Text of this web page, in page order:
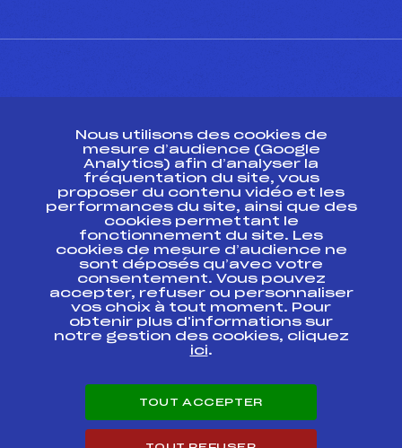
Ressources
Pass’Neige
Projet sportif fédéral
Projet de performance fédéral
Antidopage
Pôle Développement, Formation, Suivi
Scientifique
Listes ministérielles
Pôle vie de l’athlète
Enseignement professionnel
Carrières
Nous utilisons des cookies de
mesure d’audience (Google
Analytics) afin d’analyser la
fréquentation du site, vous
proposer du contenu vidéo et les
performances du site, ainsi que des
cookies permettant le
fonctionnement du site. Les
cookies de mesure d’audience ne
sont déposés qu’avec votre
consentement. Vous pouvez
accepter, refuser ou personnaliser
vos choix à tout moment. Pour
obtenir plus d'informations sur
notre gestion des cookies, cliquez
ici.
TOUT ACCEPTER